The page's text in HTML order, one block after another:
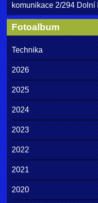
komunikace 2/294 Dolní
Fotoalbum
Technika
2026
2025
2024
2023
2022
2021
2020